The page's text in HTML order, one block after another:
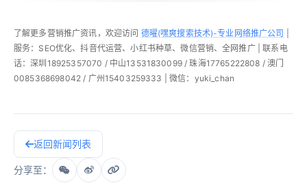
了解更多营销推广资讯，欢迎访问 德曜(嘿爽搜索技术)-专业网络推广公司
服务：SEO优化、抖音代运营、小红书种草、微信营销、全网推广 | 联系电
话：深圳18925357070 / 中山13531830099 / 珠海17765222808 / 澳门
0085368698042 / 广州15403259333 | 微信：yuki_chan
返回新闻列表
分享至：